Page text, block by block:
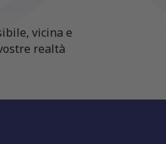
vicina e
realtà